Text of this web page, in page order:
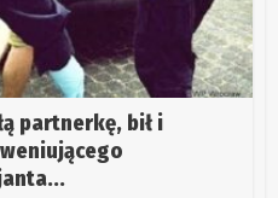
partnerkę, bił i